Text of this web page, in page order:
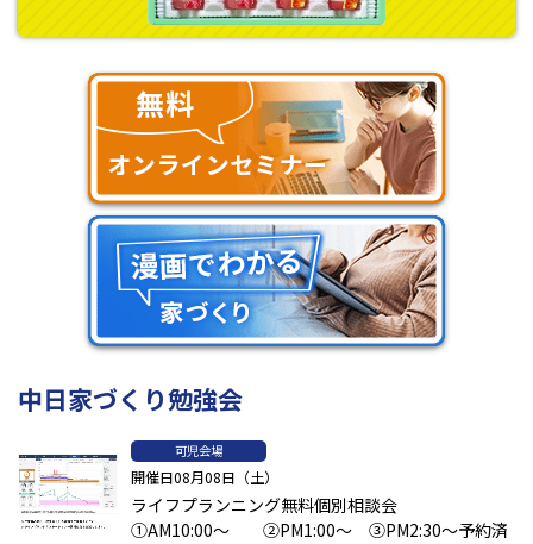
中日家づくり勉強会
可児会場
開催日08月08日（土）
ライフプランニング無料個別相談会
①AM10:00～ ②PM1:00～ ③PM2:30～予約済